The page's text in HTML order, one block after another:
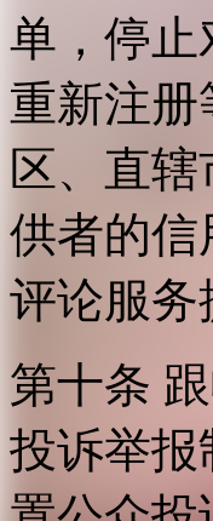
单，停止
重新注
区、直
供者的信
评论服务
第十条
投诉举报